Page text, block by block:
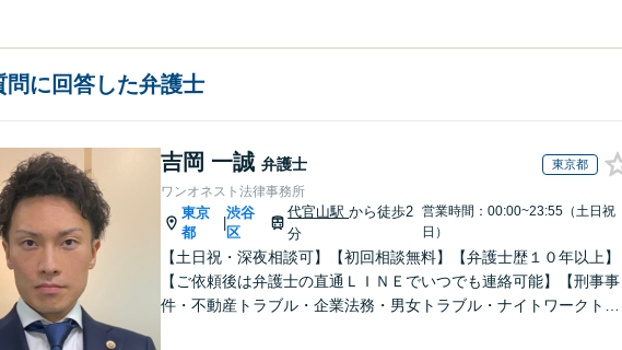
問に回答した弁護士
吉岡 一誠 弁護士 東京都
ワンオネスト法律事務所
東京
都
渋谷
区
代官山駅から徒歩2
分
営業時間：00:00~23:55（土日祝
日）
【土日祝・深夜相談可】【初回相談無料】【弁護士歴１０年以上】
【ご依頼後は弁護士の直通ＬＩＮＥでいつでも連絡可能】【刑事事
件・不動産トラブル・企業法務・男女トラブル・ナイトワークトラ